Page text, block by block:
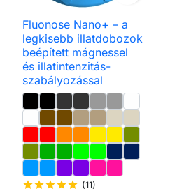
Fluonose Nano+ – a
legkisebb illatdobozok
beépített mágnessel
és illatintenzitás-
szabályozással
starstarstarstarstar (11)